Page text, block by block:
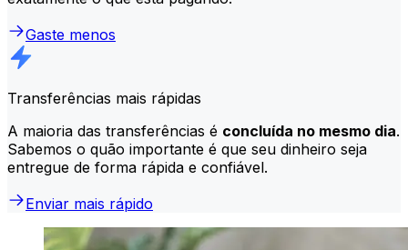
Gaste menos
Transferências mais rápidas
A maioria das transferências é concluída no mesmo dia.
Sabemos o quão importante é que seu dinheiro seja
entregue de forma rápida e confiável.
Enviar mais rápido